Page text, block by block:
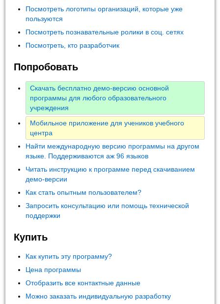
Посмотреть логотипы организаций, которые уже
пользуются
Посмотреть познавательные ролики в соц. сетях
Посмотреть, кто разработчик
Попробовать
Скачать бесплатно демо-версию основной
программы для любого образовательного
учреждения
Мобильное приложение для учеников учебного
центра
Найти международную версию программы на другом
языке. Поддерживаются аж 96 языков
Читать инструкцию к программе перед скачиванием
демо-версии
Как стать опытным пользователем?
Запросить консультацию или помощь технической
поддержки
Купить
Как купить эту программу?
Цена программы
Отобразить все контактные данные
Можно заказать индивидуальную разработку